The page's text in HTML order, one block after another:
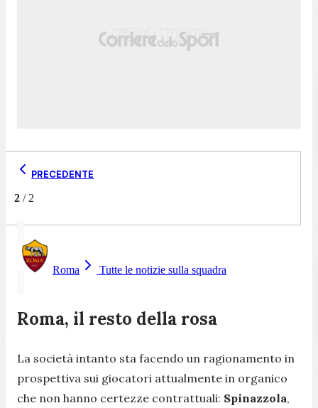
PRECEDENTE
2 / 2
Roma Tutte le notizie sulla squadra
Roma, il resto della rosa
La società intanto sta facendo un ragionamento in
prospettiva sui giocatori attualmente in organico
che non hanno certezze contrattuali: Spinazzola,